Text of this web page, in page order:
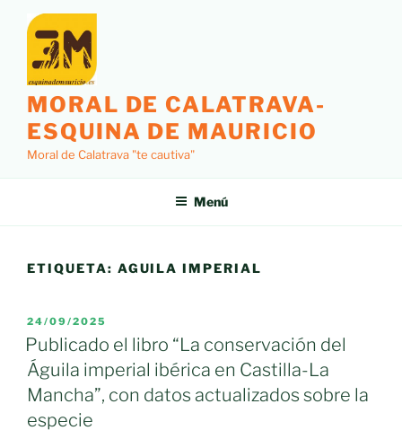
contenido
MORAL DE CALATRAVA-
ESQUINA DE MAURICIO
Moral de Calatrava "te cautiva"
Menú
ETIQUETA: AGUILA IMPERIAL
PUBLICADO
EL
24/09/2025
Publicado el libro “La conservación del
Águila imperial ibérica en Castilla-La
Mancha”, con datos actualizados sobre la
especie